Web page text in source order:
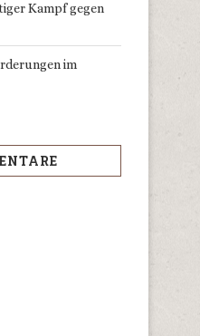
Kampf gegen
im